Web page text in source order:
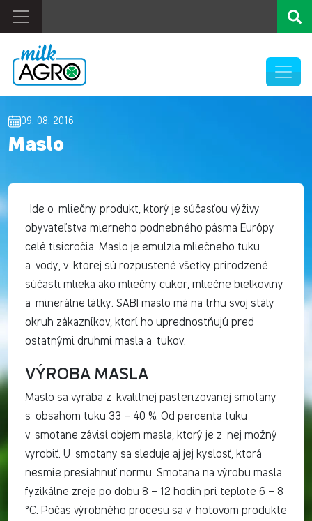
09. 08. 2016
Maslo
Ide o mliečny produkt, ktorý je súčasťou výživy
obyvateľstva mierneho podnebného pásma Európy
celé tisícročia. Maslo je emulzia mliečneho tuku
a vody, v ktorej sú rozpustené všetky prirodzené
súčasti mlieka ako mliečny cukor, mliečne bielkoviny
a minerálne látky. SABI maslo má na trhu svoj stály
okruh zákazníkov, ktorí ho uprednostňujú pred
ostatnými druhmi masla a tukov.
VÝROBA MASLA
Maslo sa vyrába z kvalitnej pasterizovanej smotany
s obsahom tuku 33 – 40 %. Od percenta tuku
v smotane závisí objem masla, ktorý je z nej možný
vyrobiť. U smotany sa sleduje aj jej kyslosť, ktorá
nesmie presiahnuť normu. Smotana na výrobu masla
fyzikálne zreje po dobu 8 – 12 hodín pri teplote 6 – 8
°C. Počas výrobného procesu sa v hotovom produkte